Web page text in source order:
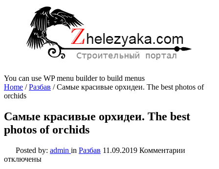
You can use WP menu builder to build menus
Home /Разбав /Самые красивые орхидеи. The best photos of
orchids
Самые красивые орхидеи. The best
photos of orchids
Posted by: admin in Разбав 11.09.2019 Комментарии
отключены